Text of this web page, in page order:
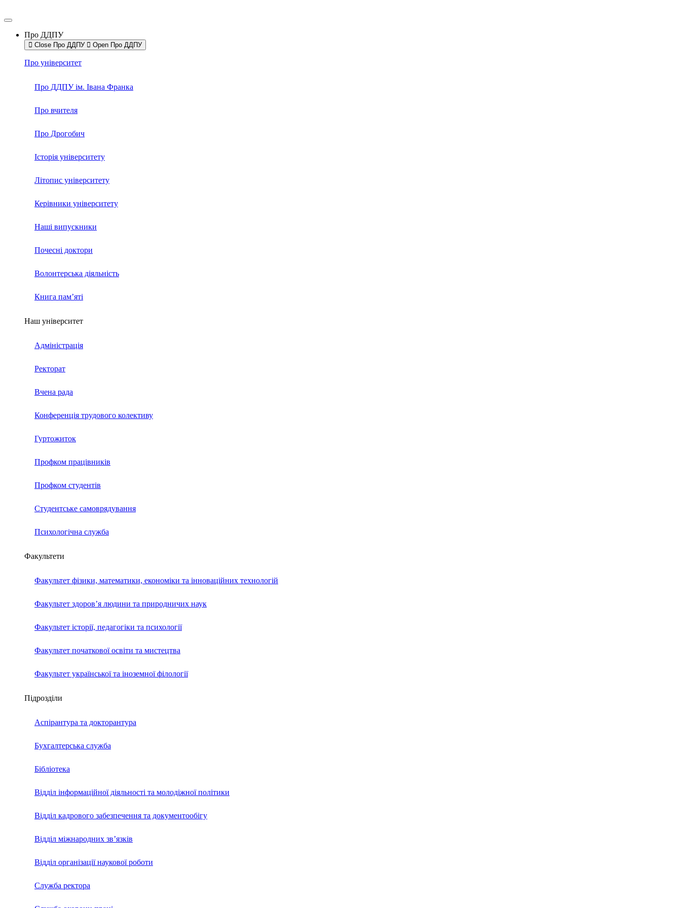
Про ДДПУ
Close Про ДДПУ Open Про ДДПУ
Про університет
Про ДДПУ ім. Івана Франка
Про вчителя
Про Дрогобич
Історія університету
Літопис університету
Керівники університету
Наші випускники
Почесні доктори
Волонтерська діяльність
Книга пам’яті
Наш університет
Адміністрація
Ректорат
Вчена рада
Конференція трудового колективу
Гуртожиток
Профком працівників
Профком студентів
Студентське самоврядування
Психологічна служба
Факультети
Факультет фізики, математики, економіки та інноваційних технологій
Факультет здоров’я людини та природничих наук
Факультет історії, педагогіки та психології
Факультет початкової освіти та мистецтва
Факультет української та іноземної філології
Підрозділи
Аспірантура та докторантура
Бухгалтерська служба
Бібліотека
Відділ інформаційної діяльності та молодіжної політики
Відділ кадрового забезпечення та документообігу
Відділ міжнародних зв’язків
Відділ організації наукової роботи
Служба ректора